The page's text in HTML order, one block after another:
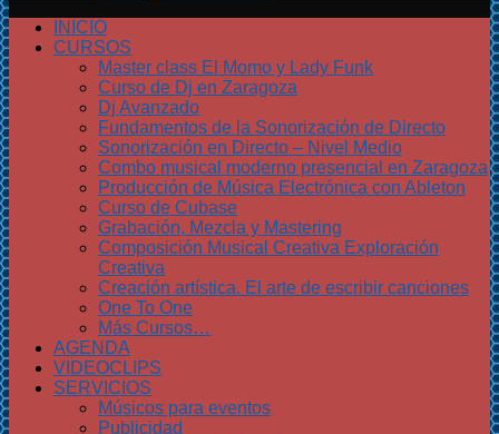
INICIO
CURSOS
Master class El Momo y Lady Funk
Curso de Dj en Zaragoza
Dj Avanzado
Fundamentos de la Sonorización de Directo
Sonorización en Directo – Nivel Medio
Combo musical moderno presencial en Zaragoza
Producción de Música Electrónica con Ableton
Curso de Cubase
Grabación, Mezcla y Mastering
Composición Musical Creativa Exploración
Creativa
Creación artística. El arte de escribir canciones
One To One
Más Cursos…
AGENDA
VIDEOCLIPS
SERVICIOS
Músicos para eventos
Publicidad